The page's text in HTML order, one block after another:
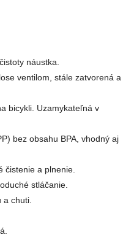
náustka.
ventilom, stále zatvorená a
bicykli. Uzamykateľná v
bez obsahu BPA, vhodný aj
čistenie a plnenie.
stláčanie.
chuti.